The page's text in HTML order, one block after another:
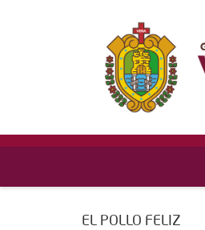
EL POLLO FELIZ